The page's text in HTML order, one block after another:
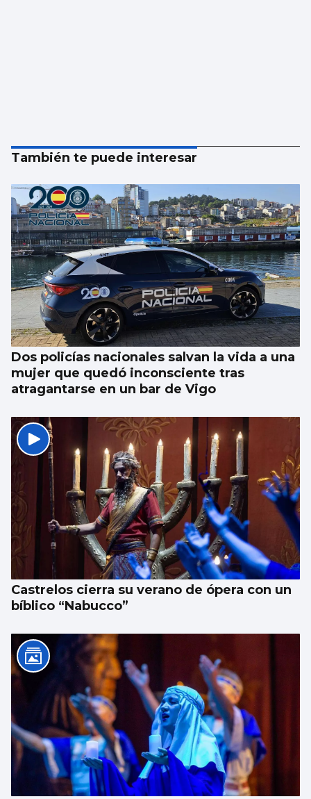
También te puede interesar
Dos policías nacionales salvan la vida a una
mujer que quedó inconsciente tras
atragantarse en un bar de Vigo
Castrelos cierra su verano de ópera con un
bíblico “Nabucco”